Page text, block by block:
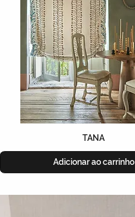
TANA
Adicionar ao carrinho